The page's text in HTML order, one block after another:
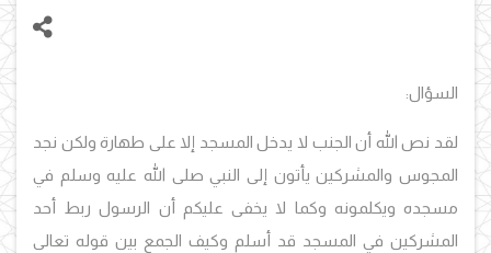
السؤال:
لقد نص الله أن الجنب لا يدخل المسجد إلا على طهارة ولكن نجد
المجوس والمشركين يأتون إلى النبي صلى الله عليه وسلم في
مسجده ويكلمونه وكما لا يخفى عليكم أن الرسول ربط أحد
المشركين في المسجد قد أسلم وكيف الجمع بين قوله تعالى